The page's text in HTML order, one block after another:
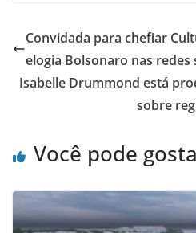
Convidada para chefiar
elogia Bolsonaro nas redes
Isabelle Drummond está
sobre
Você pode